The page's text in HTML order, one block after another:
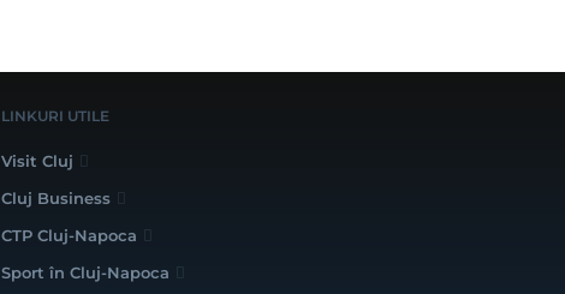
LINKURI UTILE
Visit Cluj
Cluj Business
CTP Cluj-Napoca
Sport în Cluj-Napoca